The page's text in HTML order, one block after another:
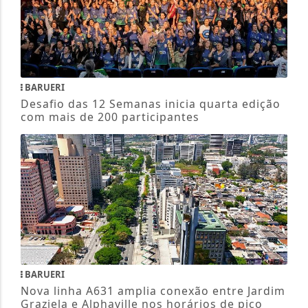
BARUERI
Desafio das 12 Semanas inicia quarta edição
com mais de 200 participantes
BARUERI
Nova linha A631 amplia conexão entre Jardim
Graziela e Alphaville nos horários de pico